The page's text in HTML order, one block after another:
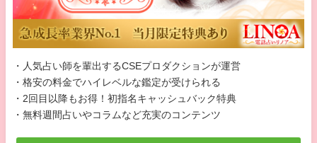
・人気占い師を輩出するCSEプロダクションが運営
・格安の料金でハイレベルな鑑定が受けられる
・2回目以降もお得！初指名キャッシュバック特典
・無料週間占いやコラムなど充実のコンテンツ